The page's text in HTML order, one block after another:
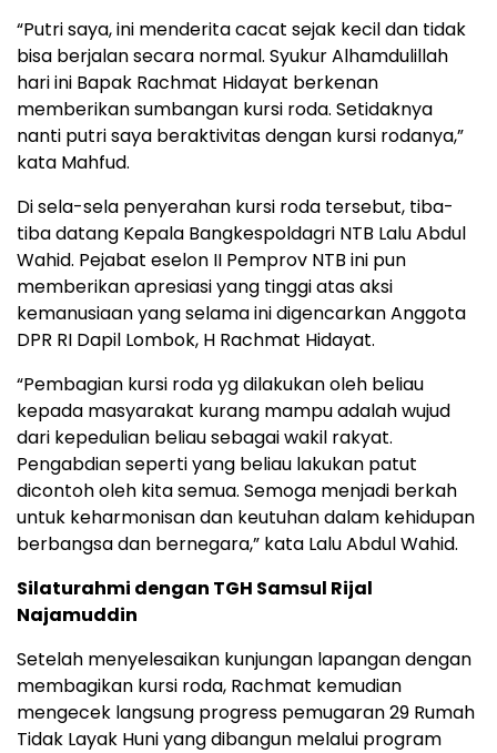
“Putri saya, ini menderita cacat sejak kecil dan tidak
bisa berjalan secara normal. Syukur Alhamdulillah
hari ini Bapak Rachmat Hidayat berkenan
memberikan sumbangan kursi roda. Setidaknya
nanti putri saya beraktivitas dengan kursi rodanya,”
kata Mahfud.
Di sela-sela penyerahan kursi roda tersebut, tiba-
tiba datang Kepala Bangkespoldagri NTB Lalu Abdul
Wahid. Pejabat eselon II Pemprov NTB ini pun
memberikan apresiasi yang tinggi atas aksi
kemanusiaan yang selama ini digencarkan Anggota
DPR RI Dapil Lombok, H Rachmat Hidayat.
“Pembagian kursi roda yg dilakukan oleh beliau
kepada masyarakat kurang mampu adalah wujud
dari kepedulian beliau sebagai wakil rakyat.
Pengabdian seperti yang beliau lakukan patut
dicontoh oleh kita semua. Semoga menjadi berkah
untuk keharmonisan dan keutuhan dalam kehidupan
berbangsa dan bernegara,” kata Lalu Abdul Wahid.
Silaturahmi dengan TGH Samsul Rijal
Najamuddin
Setelah menyelesaikan kunjungan lapangan dengan
membagikan kursi roda, Rachmat kemudian
mengecek langsung progress pemugaran 29 Rumah
Tidak Layak Huni yang dibangun melalui program